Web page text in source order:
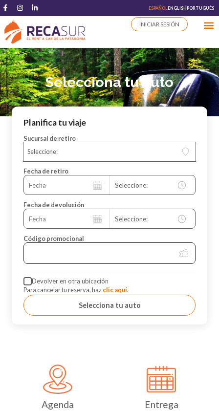
ESPAÑOL ENGLISHPORTUGUÊS
INICIAR SESIÓN
Selecciona tu auto
Planifica tu viaje
Sucursal de retiro
Seleccione:
Fecha de retiro
Fecha de devolución
Código promocional
Devolver en otra ubicación
Para cancelar tu reserva, hazclic aquí.
Selecciona tu auto
Agenda Entrega